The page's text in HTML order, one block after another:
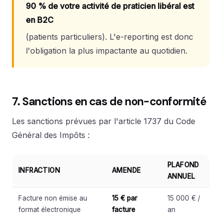
90 % de votre activité de praticien libéral est
en B2C
(patients particuliers). L'e-reporting est donc
l'obligation la plus impactante au quotidien.
7. Sanctions en cas de non-conformité
Les sanctions prévues par l'article 1737 du Code
Général des Impôts :
INFRACTION AMENDE
PLAFOND
ANNUEL
Facture non émise au
format électronique
15 € par
facture
15 000 € /
an